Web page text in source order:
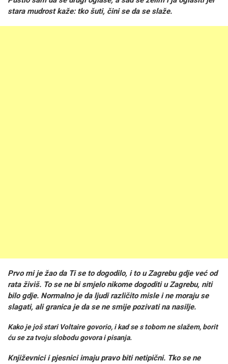
stara mudrost kaže: tko šuti, čini se da se slaže.
Prvo mi je žao da Ti se to dogodilo, i to u Zagrebu gdje već od
rata živiš. To se ne bi smjelo nikome dogoditi u Zagrebu, niti
bilo gdje. Normalno je da ljudi različito misle i ne moraju se
slagati, ali granica je da se ne smije pozivati na nasilje.
Kako je još stari Voltaire govorio, i kad se s tobom ne slažem, borit
ću se za tvoju slobodu govora i pisanja.
Književnici i pjesnici imaju pravo biti netipični. Tko se ne